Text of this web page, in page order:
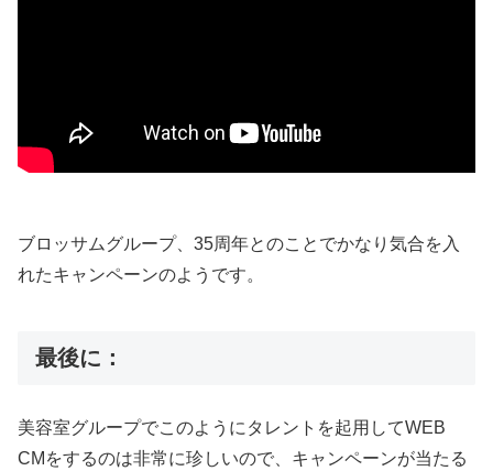
ブロッサムグループ、35周年とのことでかなり気合を入
れたキャンペーンのようです。
最後に：
美容室グループでこのようにタレントを起用してWEB
CMをするのは非常に珍しいので、キャンペーンが当たる